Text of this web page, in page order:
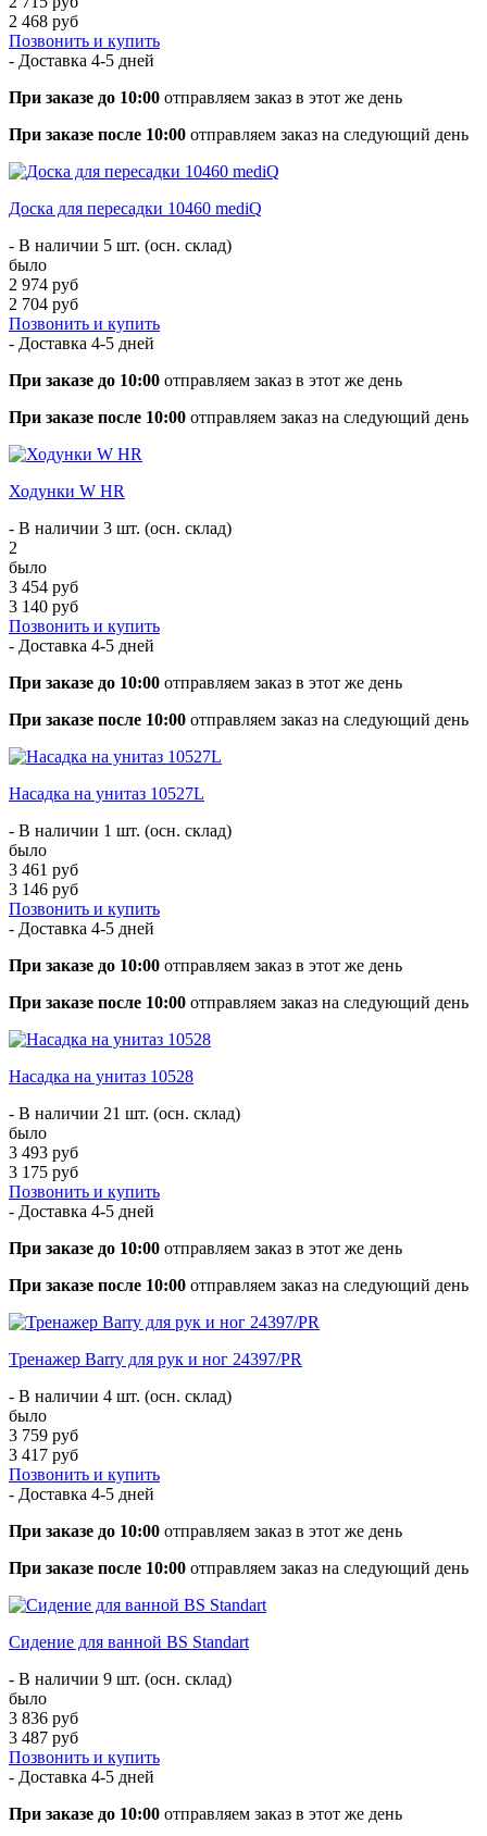
2 468 руб
Позвонить и купить
- Доставка 4-5 дней
При заказе до 10:00 отправляем заказ в этот же день
При заказе после 10:00 отправляем заказ на следующий день
Доска для пересадки 10460 mediQ
- В наличии 5 шт. (осн. склад)
было
2 974 руб
2 704 руб
Позвонить и купить
- Доставка 4-5 дней
При заказе до 10:00 отправляем заказ в этот же день
При заказе после 10:00 отправляем заказ на следующий день
Ходунки W HR
- В наличии 3 шт. (осн. склад)
2
было
3 454 руб
3 140 руб
Позвонить и купить
- Доставка 4-5 дней
При заказе до 10:00 отправляем заказ в этот же день
При заказе после 10:00 отправляем заказ на следующий день
Насадка на унитаз 10527L
- В наличии 1 шт. (осн. склад)
было
3 461 руб
3 146 руб
Позвонить и купить
- Доставка 4-5 дней
При заказе до 10:00 отправляем заказ в этот же день
При заказе после 10:00 отправляем заказ на следующий день
Насадка на унитаз 10528
- В наличии 21 шт. (осн. склад)
было
3 493 руб
3 175 руб
Позвонить и купить
- Доставка 4-5 дней
При заказе до 10:00 отправляем заказ в этот же день
При заказе после 10:00 отправляем заказ на следующий день
Тренажер Barry для рук и ног 24397/PR
- В наличии 4 шт. (осн. склад)
было
3 759 руб
3 417 руб
Позвонить и купить
- Доставка 4-5 дней
При заказе до 10:00 отправляем заказ в этот же день
При заказе после 10:00 отправляем заказ на следующий день
Сидение для ванной BS Standart
- В наличии 9 шт. (осн. склад)
было
3 836 руб
3 487 руб
Позвонить и купить
- Доставка 4-5 дней
При заказе до 10:00 отправляем заказ в этот же день